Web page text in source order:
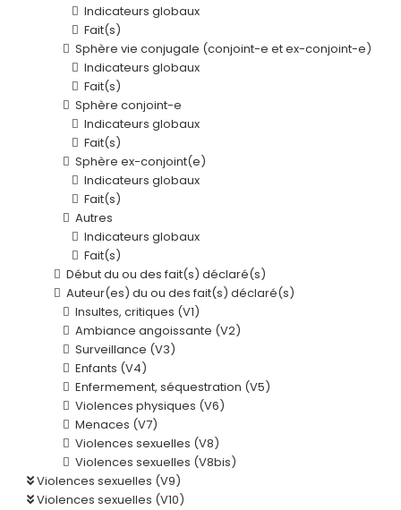
Indicateurs globaux
Fait(s)
Sphère vie conjugale (conjoint-e et ex-conjoint-e)
Indicateurs globaux
Fait(s)
Sphère conjoint-e
Indicateurs globaux
Fait(s)
Sphère ex-conjoint(e)
Indicateurs globaux
Fait(s)
Autres
Indicateurs globaux
Fait(s)
Début du ou des fait(s) déclaré(s)
Auteur(es) du ou des fait(s) déclaré(s)
Insultes, critiques (V1)
Ambiance angoissante (V2)
Surveillance (V3)
Enfants (V4)
Enfermement, séquestration (V5)
Violences physiques (V6)
Menaces (V7)
Violences sexuelles (V8)
Violences sexuelles (V8bis)
Violences sexuelles (V9)
Violences sexuelles (V10)